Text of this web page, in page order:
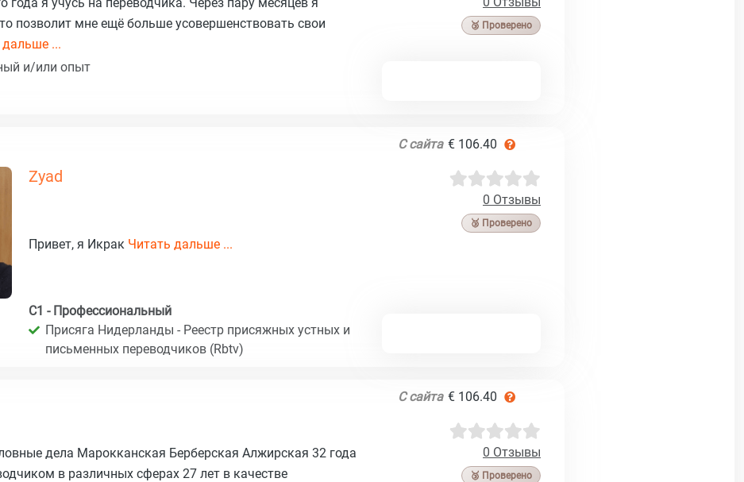
🥉 Проверено
позволит мне ещё больше усовершенствовать свои
дальше ...
и/или опыт
С сайта € 106.40
Zyad
0 Отзывы
🥉 Проверено
Привет, я Икрак Читать дальше ...
C1 - Профессиональный
Присяга Нидерланды - Реестр присяжных устных и
письменных переводчиков (Rbtv)
С сайта € 106.40
0 Отзывы
🥉 Проверено
дела Марокканская Берберская Алжирская 32 года
в различных сферах 27 лет в качестве